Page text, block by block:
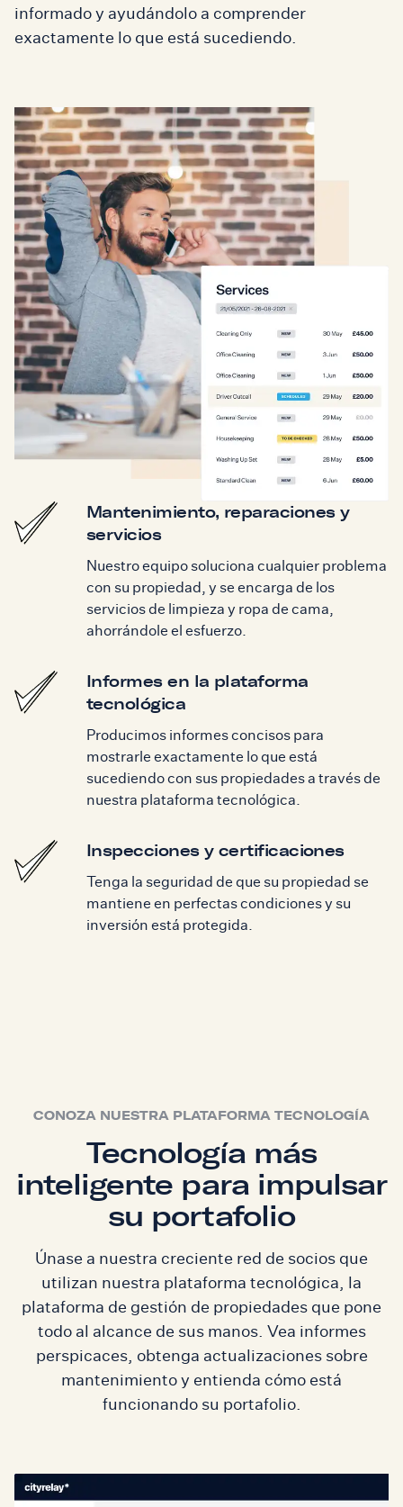
informado y ayudándolo a comprender
exactamente lo que está sucediendo.
Mantenimiento, reparaciones y
servicios
Nuestro equipo soluciona cualquier problema
con su propiedad, y se encarga de los
servicios de limpieza y ropa de cama,
ahorrándole el esfuerzo.
Informes en la plataforma
tecnológica
Producimos informes concisos para
mostrarle exactamente lo que está
sucediendo con sus propiedades a través de
nuestra plataforma tecnológica.
Inspecciones y certificaciones
Tenga la seguridad de que su propiedad se
mantiene en perfectas condiciones y su
inversión está protegida.
CONOZA NUESTRA PLATAFORMA TECNOLOGÍA
Tecnología más
inteligente para impulsar
su portafolio
Únase a nuestra creciente red de socios que
utilizan nuestra plataforma tecnológica, la
plataforma de gestión de propiedades que pone
todo al alcance de sus manos. Vea informes
perspicaces, obtenga actualizaciones sobre
mantenimiento y entienda cómo está
funcionando su portafolio.